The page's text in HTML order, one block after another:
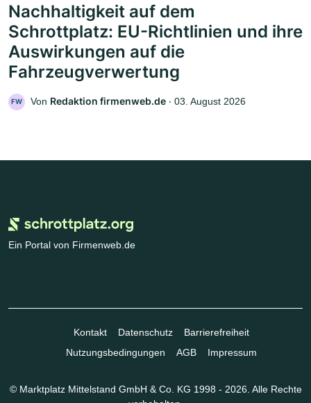
Nachhaltigkeit auf dem
Schrottplatz: EU-Richtlinien und ihre
Auswirkungen auf die
Fahrzeugverwertung
FW Von Redaktion firmenweb.de ‧ 03. August 2026
Ein Portal von Firmenweb.de
Kontakt Datenschutz
Barrierefreiheit
Nutzungsbedingungen
AGB Impressum
© Marktplatz Mittelstand GmbH & Co. KG 1998 - 2026. Alle Rechte